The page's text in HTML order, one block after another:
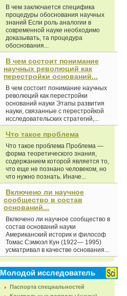
В чем заключается специфика
процедуры обоснования научных
знаний Если роль аналогии в
современной науке необходимо
доказывать, та процедура
обоснования...
В чем состоит понимание
научных революций как
перестройки оснований...
В чем состоит понимание научных
революций как перестройки
оснований науки Этапы развития
науки, связанные с перестройкой
исследовательских стратегий,...
Что такое проблема
Что такое проблема Проблема —
форма теоретического знания,
содержанием которой является то,
что еще не познано человеком, но
что нужно познать. Иначе...
Включено ли научное
сообщество в состав
оснований...
Включено ли научное сообщество в
состав оснований науки
Американский историк и философ
Томас Сэмюэл Кун (1922— 1995)
усматривал в качестве основания...
Молодой исследователь
Паспорта специальностей